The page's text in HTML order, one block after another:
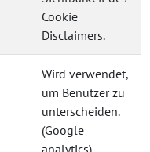
Cookie
Disclaimers.
Wird verwendet,
um Benutzer zu
unterscheiden.
(Google
analytics)